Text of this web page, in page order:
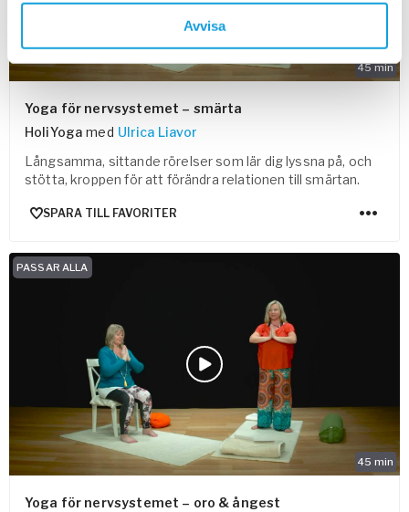
Avvisa
45min
Yoga för nervsystemet – smärta
HoliYoga med Ulrica Liavor
Långsamma, sittande rörelser som lär dig lyssna på, och
stötta, kroppen för att förändra relationen till smärtan.
SPARA TILL FAVORITER
45 min
PASSAR ALLA
Yoga för nervsystemet – oro & ångest